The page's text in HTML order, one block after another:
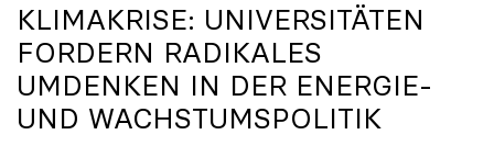
KLIMAKRISE: UNIVERSITÄTEN
FORDERN RADIKALES
UMDENKEN IN DER ENERGIE-
UND WACHSTUMSPOLITIK